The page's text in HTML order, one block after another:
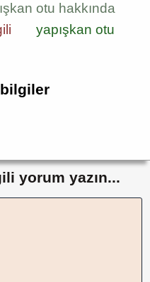
otu hakkında
yapışkan otu
yorum yazın...